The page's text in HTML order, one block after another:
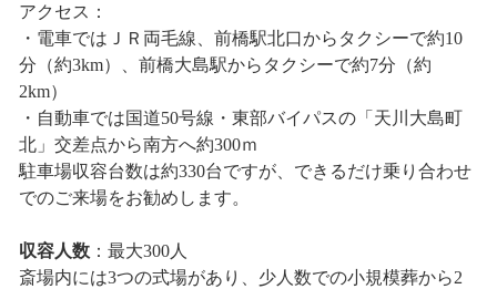
アクセス：
・電車ではＪＲ両毛線、前橋駅北口からタクシーで約10
分（約3km）、前橋大島駅からタクシーで約7分（約
2km）
・自動車では国道50号線・東部バイパスの「天川大島町
北」交差点から南方へ約300ｍ
駐車場収容台数は約330台ですが、できるだけ乗り合わせ
でのご来場をお勧めします。
収容人数：最大300人
斎場内には3つの式場があり、少人数での小規模葬から2